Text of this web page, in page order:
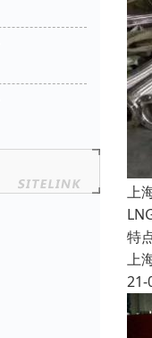
上
特
上
21-